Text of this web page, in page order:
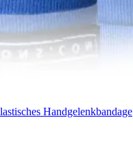
Handgelenkbandage